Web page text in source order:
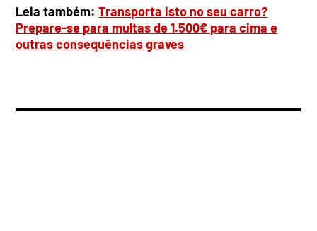
Leia também:Transporta isto no seu carro?
Prepare-se para multas de 1.500€ para cima e
outras consequências graves